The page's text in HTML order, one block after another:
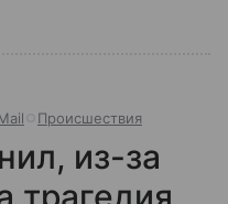
Происшествия
из-за
трагедия